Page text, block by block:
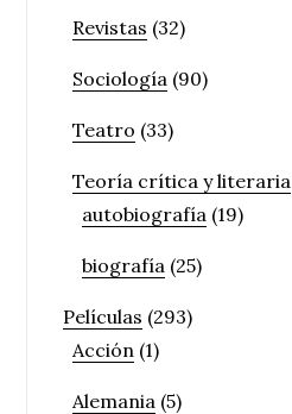
Revistas (32)
Sociología (90)
Teatro (33)
Teoría crítica y literaria
autobiografía (19)
biografía (25)
Películas (293)
Acción (1)
Alemania (5)